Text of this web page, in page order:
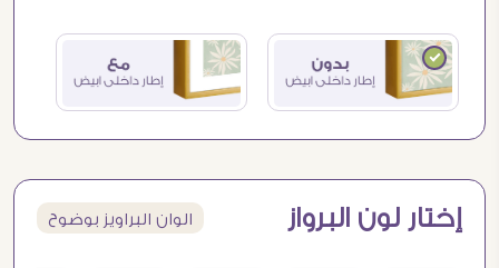
إختار لون البرواز الوان البراويز بوضوح